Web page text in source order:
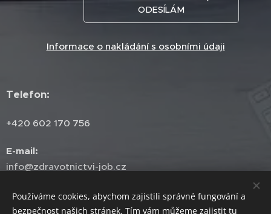
ODESÍLÁM
Informace o nakládání s osobními údaji
Telefon:
+420 602 170 756
E-mail:
info@zdravotnictvi-job.cz
Sledujte nás:
Facebook
Používáme cookies, abychom zajistili správné fungování a
bezpečnost našich stránek. Tím vám můžeme zajistit tu